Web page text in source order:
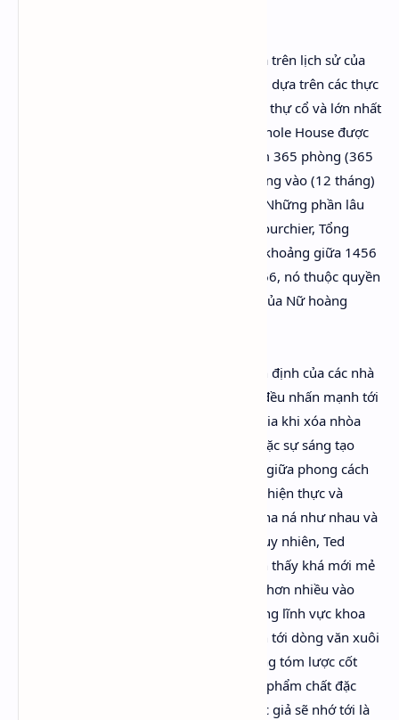
Thứ hai, các chi tiết trong tác phẩm dựa trên lịch sử của
gia tộc Sackvilles, và có bối cảnh chủ yếu dựa trên các thực
tế về Knole House[5], một trong số ít gia thự cổ và lớn nhất
hiện còn tồn tại ở Hạt Kent, Anh Quốc. Knole House được
thiết kế theo niên lịch của một năm, gồm 365 phòng (365
ngày), 52 cầu thang gác (52 tuần), 12 cổng vào (12 tháng)
và bảy sân trong (bảy ngày trong tuần). Những phần lâu
đời nhất của ngôi nhà này do Thomas Bourchier, Tổng
Giám mục xứ Canterbury xây dựng vào khoảng giữa 1456
và 1486. Sau nhiều lần đổi chủ, năm 1566, nó thuộc quyền
sở hữu của Thomas Sackville[6], em họ của Nữ hoàng
Khi viết về Orlando, hầu hết những nhận định của các nhà
nghiên cứu và phê bình văn học Âu Mỹ đều nhấn mạnh tới
sự táo bạo và đi trước thời đại của Virginia khi xóa nhòa
ranh giới của giới tính trong tình yêu; hoặc sự sáng tạo
đậm nét trào phúng của bà khi pha trộn giữa phong cách
viết tiểu sử và tiểu thuyết, pha trộn giữa hiện thực và
những ảo tượng. Những lý luận đó đều na ná như nhau và
đều không có gì mới mẻ hay khai phá. Tuy nhiên, Ted
Gioia[8] có một cách nhìn mà người dịch thấy khá mới mẻ
và thú vị, ông cho rằng Orlando nhìn xa hơn nhiều vào
tương lai so với bất kỳ tác phẩm nào trong lĩnh vực khoa
học viễn tưởng. Và ông cũng nhấn mạnh tới dòng văn xuôi
đẹp như thơ của tác phẩm: “Nhưng không tóm lược cốt
truyện nào có thể đánh giá đúng những phẩm chất đặc
biệt của cuốn tiểu thuyết này. Cái mà độc giả sẽ nhớ tới là